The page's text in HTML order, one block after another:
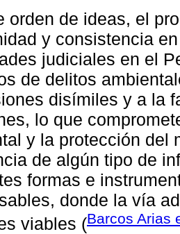
orden de ideas, el
y consistencia
judiciales en el
de delitos
disímiles y a la
lo que
y la protección del
de algún tipo de
formas e
donde la vía
viables (Barcos Arias